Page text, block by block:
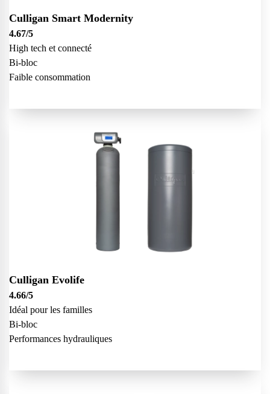
Culligan Smart Modernity
4.67/5
High tech et connecté
Bi-bloc
Faible consommation
Culligan Evolife
4.66/5
Idéal pour les familles
Bi-bloc
Performances hydrauliques